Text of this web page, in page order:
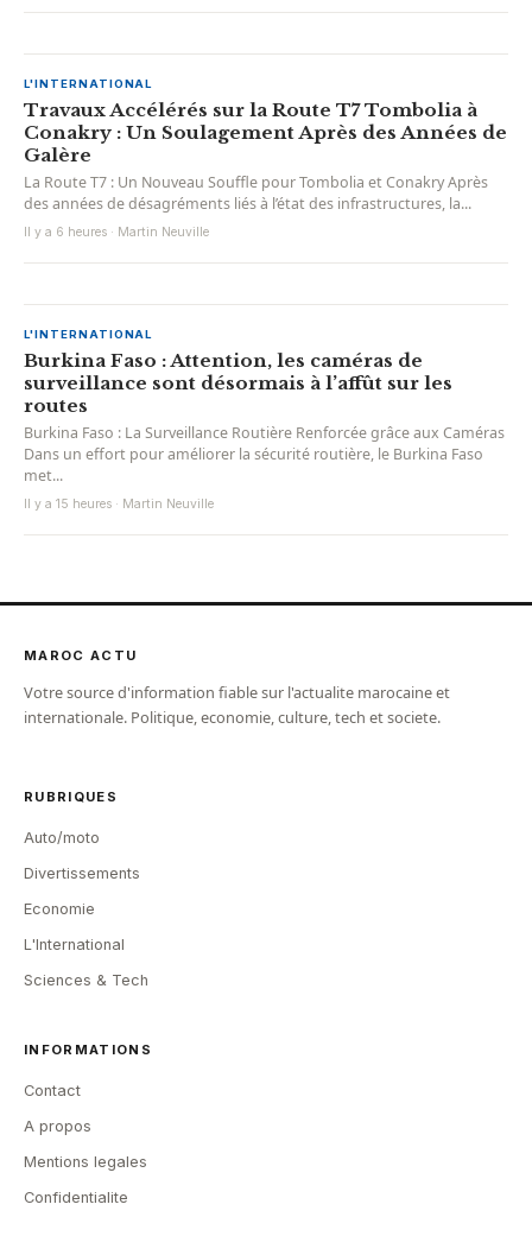
L'INTERNATIONAL
Travaux Accélérés sur la Route T7 Tombolia à
Conakry : Un Soulagement Après des Années de
Galère
La Route T7 : Un Nouveau Souffle pour Tombolia et Conakry Après
des années de désagréments liés à l’état des infrastructures, la...
Il y a 6 heures · Martin Neuville
L'INTERNATIONAL
Burkina Faso : Attention, les caméras de
surveillance sont désormais à l’affût sur les
routes
Burkina Faso : La Surveillance Routière Renforcée grâce aux Caméras
Dans un effort pour améliorer la sécurité routière, le Burkina Faso
met...
Il y a 15 heures · Martin Neuville
MAROC ACTU
Votre source d'information fiable sur l'actualite marocaine et
internationale. Politique, economie, culture, tech et societe.
RUBRIQUES
Auto/moto
Divertissements
Economie
L'International
Sciences & Tech
INFORMATIONS
Contact
A propos
Mentions legales
Confidentialite